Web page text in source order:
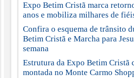
Expo Betim Cristã marca
anos e mobiliza milhares de
Confira o esquema de trânsito
Betim Cristã e Marcha para
semana
Estrutura da Expo Betim Cristã
montada no Monte Carmo